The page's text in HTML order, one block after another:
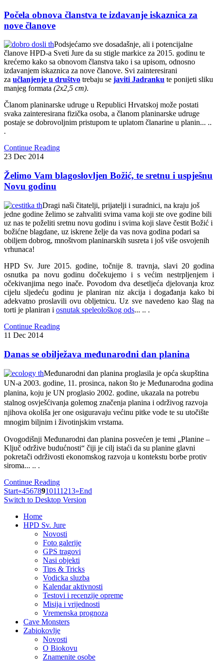
Počela obnova članstva te izdavanje iskaznica za
nove članove
Podsjećamo sve dosadašnje, ali i potencijalne
članove HPD-a Sveti Jure da su stigle markice za 2015. godinu te
krećemo kako sa obnovom članstva tako i sa upisom, odnosno
izdavanjem iskaznica za nove članove. Svi zainteresirani
za učlanjenje u društvo trebaju se javiti Jadranku te ponijeti sliku
manjeg formata (2x2,5 cm).
Članom planinarske udruge u Republici Hrvatskoj može postati
svaka zainteresirana fizička osoba, a članom planinarske udruge
postaje se dobrovoljnim pristupom te uplatom članarine u planin... ..
.
Continue Reading
23 Dec 2014
Želimo Vam blagoslovljen Božić, te sretnu i uspješnu
Novu godinu
Dragi naši čitatelji, prijatelji i suradnici, na kraju još
jedne godine želimo se zahvaliti svima vama koji ste ove godine bili
uz nas te poželiti sretnu novu godinu i svima koji slave čestit Božić i
božićne blagdane, uz iskrene želje da vas nova godina podari sa
obiljem dobrog, mnoštvom planinarskih susreta i još više osvojenih
vrhunaca!
HPD Sv. Jure 2015. godine, točnije 8. travnja, slavi 20 godina
osnutka pa novu godinu dočekujemo i s većim nestrpljenjem i
očekivanjima nego inače. Povodom dva desetljeća djelovanja kroz
cijelu sljedeću godinu je planiran niz akcija i događanja kako bi
adekvatno proslavili ovu obljetnicu. Uz sve navedeno kao šlag na
torti je planiran i osnutak speleološkog ods... .. .
Continue Reading
11 Dec 2014
Danas se obilježava međunarodni dan planina
Međunarodni dan planina proglasila je opća skupština
UN-a 2003. godine, 11. prosinca, nakon što je Međunarodna godina
planina, koju je UN proglasio 2002. godine, ukazala na potrebu
stalnog osvješćivanja golemog značenja planina i održivog razvoja
njihova okoliša jer one osiguravaju većinu pitke vode te su utočište
mnogim biljnim i životinjskim vrstama.
Ovogodišnji Međunarodni dan planina posvećen je temi „Planine –
Ključ održive budućnosti“ čiji je cilj istaći da su planine glavni
pokretači održivosti ekonomskog razvoja u kontekstu borbe protiv
siroma... .. .
Continue Reading
Start«45678910111213»End
Switch to Desktop Version
Home
HPD Sv. Jure
Novosti
Foto galerije
GPS tragovi
Nasi objekti
Tips & Tricks
Vodicka sluzba
Kalendar aktivnosti
Testovi i recenzije opreme
Misija i vrijednosti
Vremenska prognoza
Cave Monsters
Zabiokovlje
Novosti
O Biokovu
Znamenite osobe